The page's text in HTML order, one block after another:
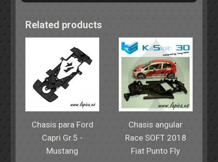
Related products
Chasis para Ford
Capri Gr.5 -
Mustang
Chasis angular
Race SOFT 2018
Fiat Punto Fly